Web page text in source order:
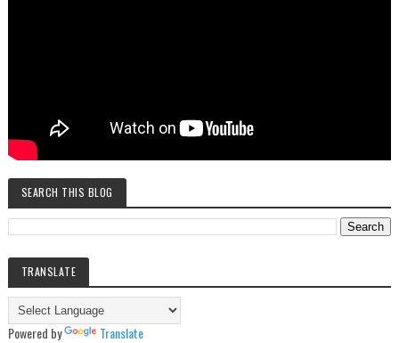
SEARCH THIS BLOG
TRANSLATE
Powered by Translate